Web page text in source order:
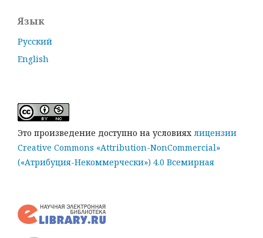
Язык
Русский
English
Это произведение доступно на условиях лицензии
Creative Commons «Attribution-NonCommercial»
(«Атрибуция-Некоммерчески») 4.0 Всемирная